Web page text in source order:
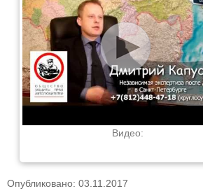
Видео:
Опубликовано: 03.11.2017